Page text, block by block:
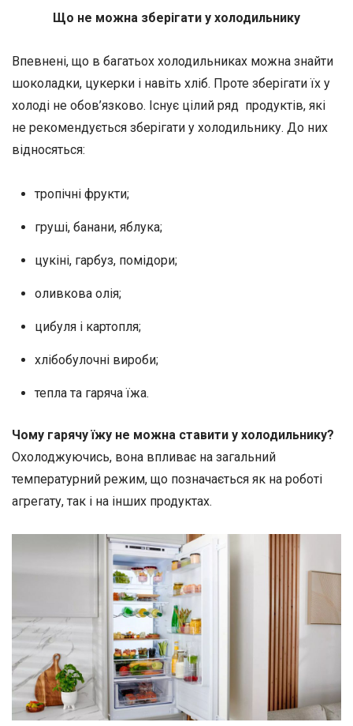
Що не можна зберігати у холодильнику
Впевнені, що в багатьох холодильниках можна знайти
шоколадки, цукерки і навіть хліб. Проте зберігати їх у
холоді не обов’язково. Існує цілий ряд продуктів, які
не рекомендується зберігати у холодильнику. До них
відносяться:
тропічні фрукти;
груші, банани, яблука;
цукіні, гарбуз, помідори;
оливкова олія;
цибуля і картопля;
хлібобулочні вироби;
тепла та гаряча їжа.
Чому гарячу їжу не можна ставити у холодильнику?
Охолоджуючись, вона впливає на загальний
температурний режим, що позначається як на роботі
агрегату, так і на інших продуктах.